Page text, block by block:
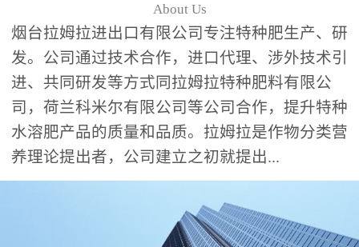
About Us
烟台拉姆拉进出口有限公司专注特种肥生产、研
发。公司通过技术合作，进口代理、涉外技术引
进、共同研发等方式同拉姆拉特种肥料有限公
司，荷兰科米尔有限公司等公司合作，提升特种
水溶肥产品的质量和品质。拉姆拉是作物分类营
养理论提出者，公司建立之初就提出...